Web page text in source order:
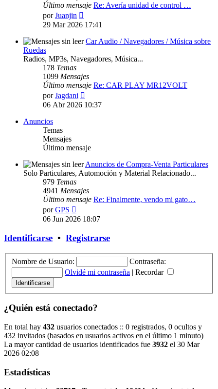
Último mensaje Re: Avería unidad de control …
porJuanjin
último
29 Mar 2026 17:41
Car Audio / Navegadores / Música sobre
Ruedas
Radios, MP3s, Navegadores, Música...
178 Temas
1099 Mensajes
Último mensaje Re: CAR PLAY MR12VOLT
porJagdani
último
06 Abr 2026 10:37
Anuncios
Temas
Mensajes
Último mensaje
Anuncios de Compra-Venta Particulares
Solo Particulares, Automoción y Material Relacionado...
979 Temas
4941 Mensajes
Último mensaje Re: Finalmente, vendo mi gato…
porGPS
último
06 Jun 2026 18:07
Identificarse • Registrarse
Nombre de Usuario:
Contraseña:
Olvidé mi contraseña | Recordar
¿Quién está conectado?
En total hay 432 usuarios conectados :: 0 registrados, 0 ocultos y
432 invitados (basados en usuarios activos en el último 1 minuto)
La mayor cantidad de usuarios identificados fue 3932 el 30 Mar
2026 02:08
Estadísticas